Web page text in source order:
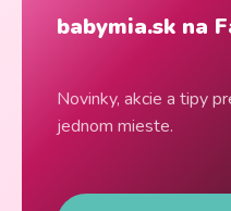
babymia.sk na
Novinky, akcie a tipy
jednom mieste.